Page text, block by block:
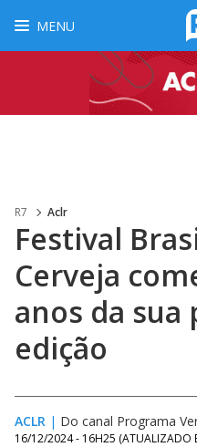
MENU
R7 Aclr
Festival
Cerveja
anos da sua
edição
ACLR | Do canal Programa
16/12/2024 - 16H25 (ATUALIZADO